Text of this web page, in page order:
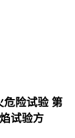
危险试验 第
试验方